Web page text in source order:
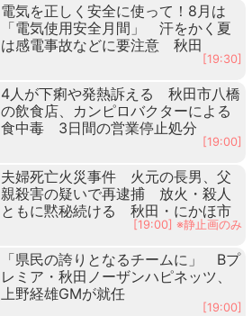
電気を正しく安全に使って！8月は
「電気使用安全月間」 汗をかく夏
は感電事故などに要注意 秋田
[19:30]
4人が下痢や発熱訴える 秋田市八橋
の飲食店、カンピロバクターによる
食中毒 3日間の営業停止処分
[19:00]
夫婦死亡火災事件 火元の長男、父
親殺害の疑いで再逮捕 放火・殺人
ともに黙秘続ける 秋田・にかほ市
[19:00] ※静止画のみ
「県民の誇りとなるチームに」 Bプ
レミア・秋田ノーザンハピネッツ、
上野経雄GMが就任
[19:00]